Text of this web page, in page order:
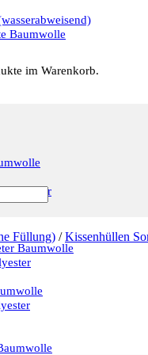
Baumwolle
Muster
Baumwolle
im Warenkorb.
Füllung) / Kissenhüllen